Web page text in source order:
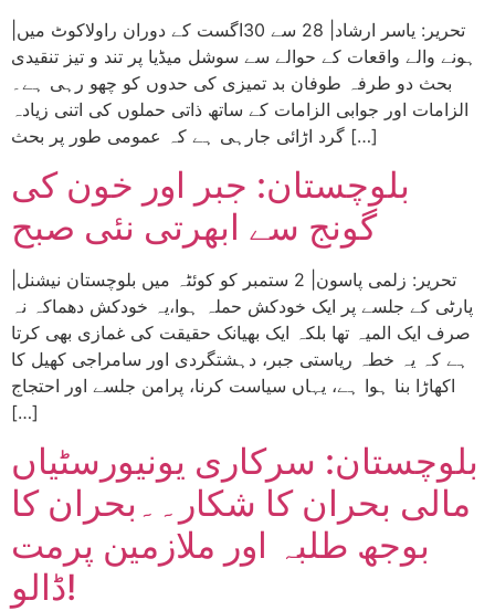
ہونے والے واقعات کے حوالے سے سوشل میڈیا پر تند و تیز تنقیدی
بحث دو طرفہ طوفان بد تمیزی کی حدوں کو چھو رہی ہے۔
الزامات اور جوابی الزامات کے ساتھ ذاتی حملوں کی اتنی زیادہ
گرد اڑائی جارہی ہے کہ عمومی طور پر بحث […]
بلوچستان: جبر اور خون کی
گونج سے ابھرتی نئی صبح
پارٹی کے جلسے پر ایک خودکش حملہ ہوا،یہ خودکش دھماکہ نہ
صرف ایک المیہ تھا بلکہ ایک بھیانک حقیقت کی غمازی بھی کرتا
ہے کہ یہ خطہ ریاستی جبر، دہشتگردی اور سامراجی کھیل کا
اکھاڑا بنا ہوا ہے، یہاں سیاست کرنا، پرامن جلسے اور احتجاج
[…]
بلوچستان: سرکاری یونیورسٹیاں
مالی بحران کا شکار۔۔بحران کا
بوجھ طلبہ اور ملازمین پرمت
ڈالو!